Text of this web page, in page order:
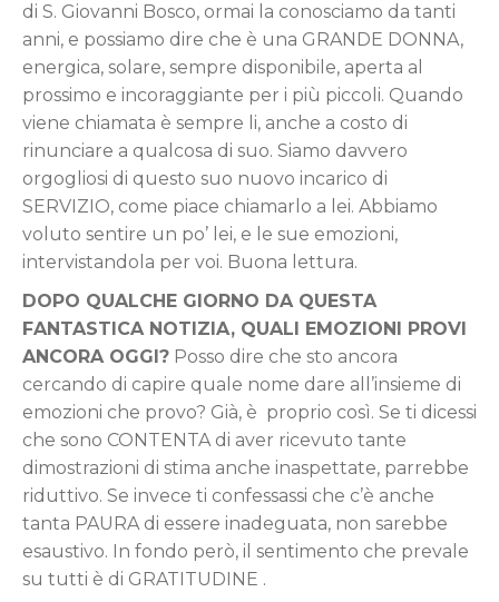
di S. Giovanni Bosco, ormai la conosciamo da tanti
anni, e possiamo dire che è una GRANDE DONNA,
energica, solare, sempre disponibile, aperta al
prossimo e incoraggiante per i più piccoli. Quando
viene chiamata è sempre li, anche a costo di
rinunciare a qualcosa di suo. Siamo davvero
orgogliosi di questo suo nuovo incarico di
SERVIZIO, come piace chiamarlo a lei. Abbiamo
voluto sentire un po’ lei, e le sue emozioni,
intervistandola per voi. Buona lettura.
DOPO QUALCHE GIORNO DA QUESTA
FANTASTICA NOTIZIA, QUALI EMOZIONI PROVI
ANCORA OGGI? Posso dire che sto ancora
cercando di capire quale nome dare all’insieme di
emozioni che provo? Già, è proprio così. Se ti dicessi
che sono CONTENTA di aver ricevuto tante
dimostrazioni di stima anche inaspettate, parrebbe
riduttivo. Se invece ti confessassi che c’è anche
tanta PAURA di essere inadeguata, non sarebbe
esaustivo. In fondo però, il sentimento che prevale
su tutti è di GRATITUDINE .